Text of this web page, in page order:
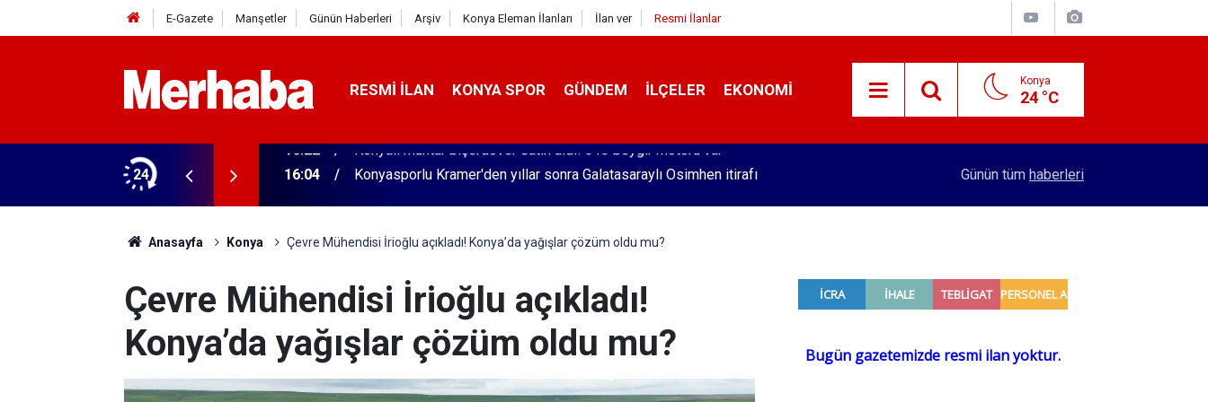
E-Gazete Manşetler Günün Haberleri Arşiv Konya Eleman İlanları İlan ver Resmi İlanlar
RESMI İLAN KONYA SPOR GÜNDEM İLÇELER EKONOMI Konya
24 °C
24
313 beygir motoru var 16:04 Konyasporlu Kramer'den yıllar sonra Galatasaraylı Osimhen itirafı Merkez Bankası rezervleri açıklandı
Günün tüm haberleri
Anasayfa Konya Çevre Mühendisi İrioğlu açıkladı! Konya’da yağışlar çözüm oldu mu?
Çevre Mühendisi İrioğlu açıkladı!
Konya’da yağışlar çözüm oldu mu?